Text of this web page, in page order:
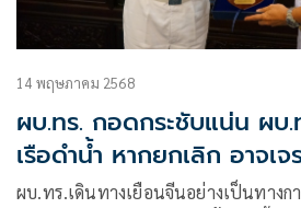
14 พฤษภาคม 2568
ผบ.ทร. กอดกระชับแน่น ผบ.
เรือดำน้ำ หากยกเลิก อ
ผบ.ทร.เดินทางเยือนจีนอย่างเป็นทาง